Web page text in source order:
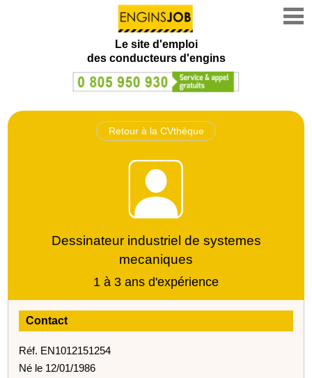
Le site d'emploi
des conducteurs d'engins
Retour à la CVthèque
Dessinateur industriel de systemes
mecaniques
1 à 3 ans d'expérience
Contact
Réf. EN1012151254
Né le 12/01/1986